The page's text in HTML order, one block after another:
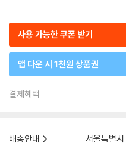
사용 가능한 쿠폰 받기
앱 다운 시 1천원 상품권
결제혜택
배송안내
서울특별